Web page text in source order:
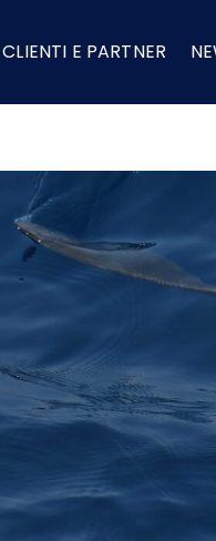
CLIENTI E PARTNER